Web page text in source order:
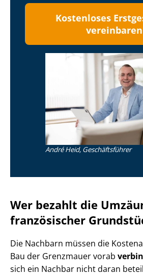
Kostenloses
vereinbaren
André Heid, Geschäftsführer
Wer bezahlt die
französischer
Die Nachbarn müssen die
Bau der Grenzmauer vorab
sich ein Nachbar nicht daran